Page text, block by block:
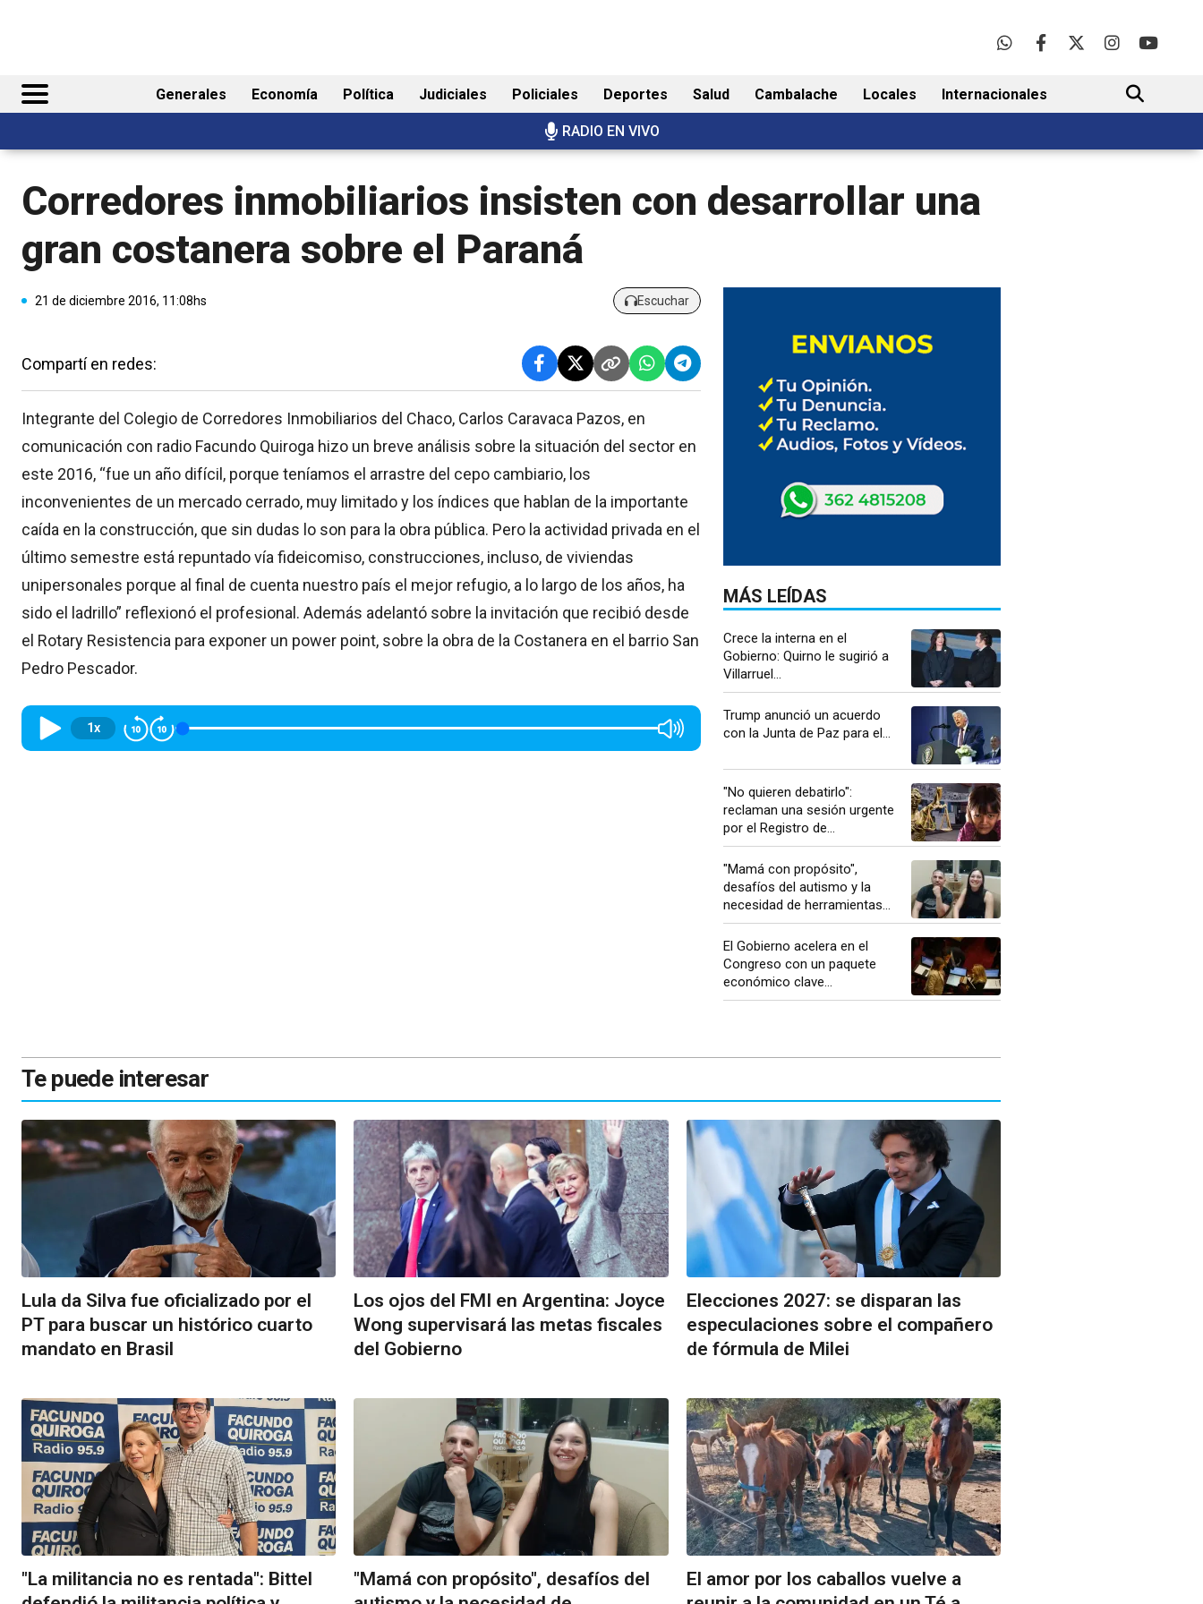
Generales Economía Política Judiciales Policiales Deportes Salud Cambalache Locales Internacionales
RADIO EN VIVO
BUSCAR
Corredores inmobiliarios insisten con desarrollar una
gran costanera sobre el Paraná
21 de diciembre 2016, 11:08hs Escuchar
Compartí en redes:
Integrante del Colegio de Corredores Inmobiliarios del Chaco, Carlos Caravaca Pazos, en
comunicación con radio Facundo Quiroga hizo un breve análisis sobre la situación del sector en
este 2016, “fue un año difícil, porque teníamos el arrastre del cepo cambiario, los
inconvenientes de un mercado cerrado, muy limitado y los índices que hablan de la importante
caída en la construcción, que sin dudas lo son para la obra pública. Pero la actividad privada en el
último semestre está repuntado vía fideicomiso, construcciones, incluso, de viviendas
unipersonales porque al final de cuenta nuestro país el mejor refugio, a lo largo de los años, ha
sido el ladrillo” reflexionó el profesional. Además adelantó sobre la invitación que recibió desde
el Rotary Resistencia para exponer un power point, sobre la obra de la Costanera en el barrio San
Pedro Pescador.
1x
MÁS LEÍDAS
Crece la interna en el
Gobierno: Quirno le sugirió a
Villarruel...
Trump anunció un acuerdo
con la Junta de Paz para el...
"No quieren debatirlo":
reclaman una sesión urgente
por el Registro de...
"Mamá con propósito",
desafíos del autismo y la
necesidad de herramientas...
El Gobierno acelera en el
Congreso con un paquete
económico clave...
Te puede interesar
Lula da Silva fue oficializado por el
PT para buscar un histórico cuarto
mandato en Brasil
Los ojos del FMI en Argentina: Joyce
Wong supervisará las metas fiscales
del Gobierno
Elecciones 2027: se disparan las
especulaciones sobre el compañero
de fórmula de Milei
"La militancia no es rentada": Bittel
"Mamá con propósito", desafíos del
El amor por los caballos vuelve a